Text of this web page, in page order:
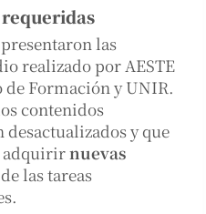
las
realizado por AESTE
Formación y UNIR.
contenidos
y que
adquirirnuevas
las tareas